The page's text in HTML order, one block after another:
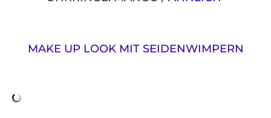
MAKE UP LOOK MIT SEIDENWIMPERN